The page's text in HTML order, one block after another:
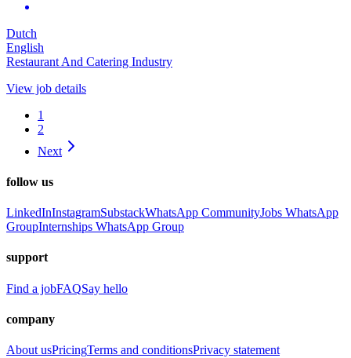
Dutch
English
Restaurant And Catering Industry
View job details
1
2
Next
follow us
LinkedInInstagramSubstackWhatsApp CommunityJobs WhatsApp
GroupInternships WhatsApp Group
support
Find a jobFAQSay hello
company
About usPricingTerms and conditionsPrivacy statement